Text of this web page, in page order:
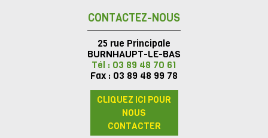
CONTACTEZ-NOUS
25 rue Principale
BURNHAUPT-LE-BAS
Tél : 03 89 48 70 61
Fax : 03 89 48 99 78
CLIQUEZ ICI POUR
NOUS
CONTACTER